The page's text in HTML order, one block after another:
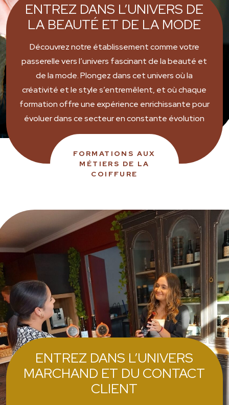
ENTREZ DANS L’UNIVERS DE
LA BEAUTÉ ET DE LA MODE
Découvrez notre établissement comme votre
passerelle vers l’univers fascinant de la beauté et
de la mode. Plongez dans cet univers où la
créativité et le style s’entremêlent, et où chaque
formation offre une expérience enrichissante pour
évoluer dans ce secteur en constante évolution
FORMATIONS AUX
MÉTIERS DE LA
COIFFURE
ENTREZ DANS L’UNIVERS
MARCHAND ET DU CONTACT
CLIENT